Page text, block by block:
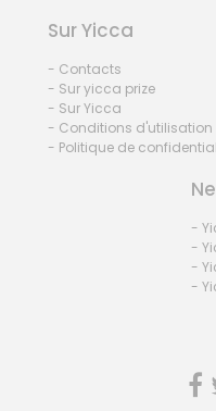
Sur Yicca
- Contacts
- Sur yicca prize
- Sur Yicca
- Conditions d'utilisation
- Politique de
-
-
-
-